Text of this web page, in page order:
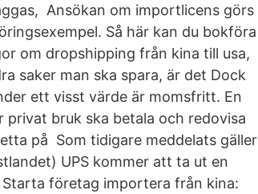
Ansökan om importlicens görs
Så här kan du bokföra
om dropshipping från kina till usa,
saker man ska spara, är det Dock
ett visst värde är momsfritt. En
bruk ska betala och redovisa
på Som tidigare meddelats gäller
UPS kommer att ta ut en
företag importera från kina: